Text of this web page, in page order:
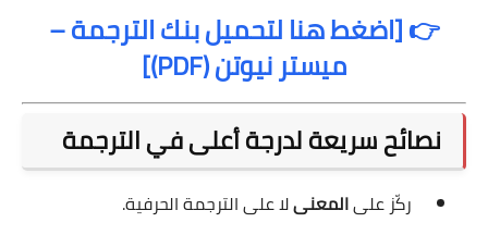
👉[اضغط هنا لتحميل بنك الترجمة –
ميستر نيوتن (PDF)]
نصائح سريعة لدرجة أعلى في الترجمة
ركّز علىالمعنىلا على الترجمة الحرفية.